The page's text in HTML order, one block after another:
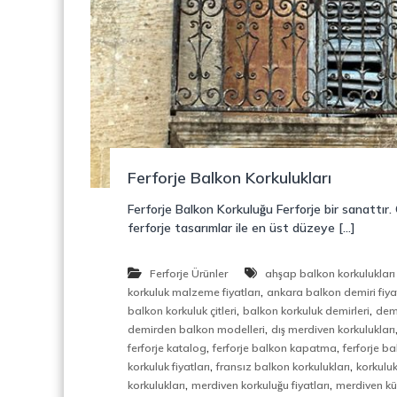
y
o
n
o
n
s
t
r
ü
k
s
y
n
e
l
i
k
M
e
r
Ferforje Balkon Korkulukları
Ferforje Balkon Korkuluğu Ferforje bir sanattır.
ferforje tasarımlar ile en üst düzeye […]
Ferforje Ürünler ahşap balkon
korkuluk malzeme fiyatları,ankara balkon demiri
balkon korkuluk çitleri,balkon korkuluk demirleri,
demirden balkon modelleri,dış merdiven korkulukları
ferforje katalog,ferforje balkon kapatma,ferforje
korkuluk fiyatları,fransız balkon korkulukları,
korkulukları,merdiven korkuluğu fiyatları,merdiven